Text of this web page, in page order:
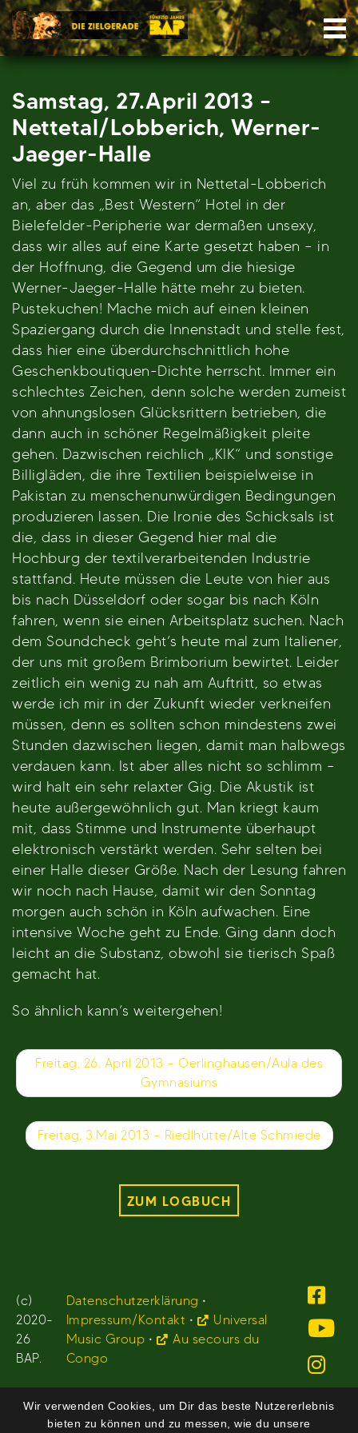
Skip
to
content
Samstag, 27.April 2013 –
Nettetal/Lobberich, Werner-
Jaeger-Halle
Viel zu früh kommen wir in Nettetal-Lobberich
an, aber das „Best Western“ Hotel in der
Bielefelder-Peripherie war dermaßen unsexy,
dass wir alles auf eine Karte gesetzt haben – in
der Hoffnung, die Gegend um die hiesige
Werner-Jaeger-Halle hätte mehr zu bieten.
Pustekuchen! Mache mich auf einen kleinen
Spaziergang durch die Innenstadt und stelle fest,
dass hier eine überdurchschnittlich hohe
Geschenkboutiquen-Dichte herrscht. Immer ein
schlechtes Zeichen, denn solche werden zumeist
von ahnungslosen Glücksrittern betrieben, die
dann auch in schöner Regelmäßigkeit pleite
gehen. Dazwischen reichlich „KIK“ und sonstige
Billigläden, die ihre Textilien beispielweise in
Pakistan zu menschenunwürdigen Bedingungen
produzieren lassen. Die Ironie des Schicksals ist
die, dass in dieser Gegend hier mal die
Hochburg der textilverarbeitenden Industrie
stattfand. Heute müssen die Leute von hier aus
bis nach Düsseldorf oder sogar bis nach Köln
fahren, wenn sie einen Arbeitsplatz suchen. Nach
dem Soundcheck geht’s heute mal zum Italiener,
der uns mit großem Brimborium bewirtet. Leider
zeitlich ein wenig zu nah am Auftritt, so etwas
werde ich mir in der Zukunft wieder verkneifen
müssen, denn es sollten schon mindestens zwei
Stunden dazwischen liegen, damit man halbwegs
verdauen kann. Ist aber alles nicht so schlimm –
wird halt ein sehr relaxter Gig. Die Akustik ist
heute außergewöhnlich gut. Man kriegt kaum
mit, dass Stimme und Instrumente überhaupt
elektronisch verstärkt werden. Sehr selten bei
einer Halle dieser Größe. Nach der Lesung fahren
wir noch nach Hause, damit wir den Sonntag
morgen auch schön in Köln aufwachen. Eine
intensive Woche geht zu Ende. Ging dann doch
leicht an die Substanz, obwohl sie tierisch Spaß
gemacht hat.
So ähnlich kann’s weitergehen!
Beitragsnavigation
Freitag, 26. April 2013 – Oerlinghausen/Aula des
Gymnasiums
Freitag, 3.Mai 2013 – Riedlhütte/Alte Schmiede
ZUM LOGBUCH
(c)
2020-
26
BAP.
Datenschutzerklärung •
Impressum/Kontakt •
Universal
Music Group •
Au secours du
Congo
Wir verwenden Cookies, um Dir das beste Nutzererlebnis
bieten zu können und zu messen, wie du unsere